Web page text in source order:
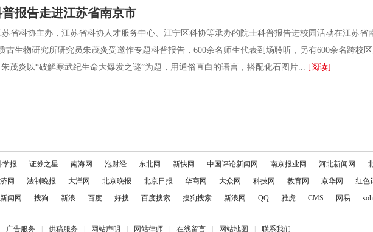
普报告走进江苏省南京市
科协主办，江苏省科协人才服务中心、江宁区科协等承办的院士科普报告进校园活动在江苏省
古生物研究所研究员朱茂炎受邀作专题科普报告，600余名师生代表到场聆听，另有600余名跨校
炎以“破解寒武纪生命大爆发之谜”为题，用通俗直白的语言，搭配化石图片... [阅读]
学报 证券之星 南海网 泡财经 东北网 新快网 中国评论新闻网 南京报业网 河北新闻网
网 法制晚报 大洋网 北京晚报 北京日报 华商网 大众网 科技网 教育网 京华网 红色
闻网 搜狗 新浪 百度 好搜 百度搜索 搜狗搜索 新浪网 QQ 雅虎 CMS 网易
广告服务 | 供稿服务 | 网站声明 | 网站律师 | 在线留言 | 网站地图 | 联系我们